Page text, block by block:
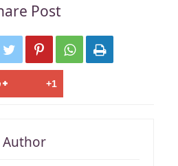
Post
   
Author